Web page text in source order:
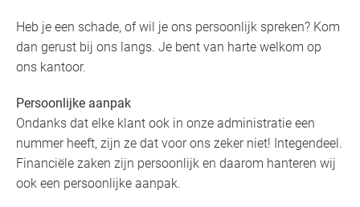
Heb je een schade, of wil je ons persoonlijk spreken? Kom
dan gerust bij ons langs. Je bent van harte welkom op
ons kantoor.
Persoonlijke aanpak
Ondanks dat elke klant ook in onze administratie een
nummer heeft, zijn ze dat voor ons zeker niet! Integendeel.
Financiële zaken zijn persoonlijk en daarom hanteren wij
ook een persoonlijke aanpak.